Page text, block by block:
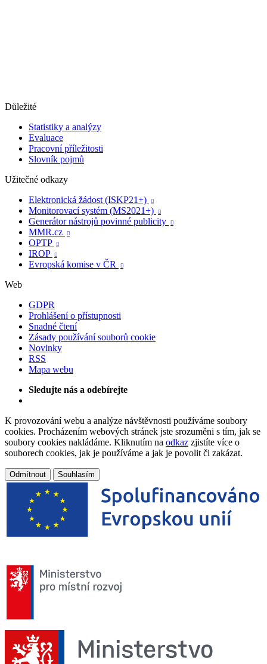
Důležité
Statistiky a analýzy
Evaluace
Pracovní příležitosti
Slovník pojmů
Užitečné odkazy
Elektronická žádost (ISKP21+)

Monitorovací systém (MS2021+) 
Generátor nástrojů povinné publicity 
MMR.cz 
OPTP 
IROP 
Evropská komise v ČR 
Web
GDPR
Prohlášení o přístupnosti
Snadné čtení
Zásady používání souborů cookie
Novinky
RSS
Mapa webu
Sledujte nás a odebírejte
K provozování webu a analýze návštěvnosti používáme soubory
cookies. Procházením webových stránek jste srozuměni s tím, jak se
soubory cookies nakládáme. Kliknutím na odkaz zjistíte více o
souborech cookies, jak je používáme a jak je povolit či zakázat.
Odmítnout Souhlasím